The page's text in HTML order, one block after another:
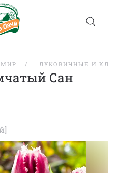
ЛУКОВИЧНЫЕ И
Сан